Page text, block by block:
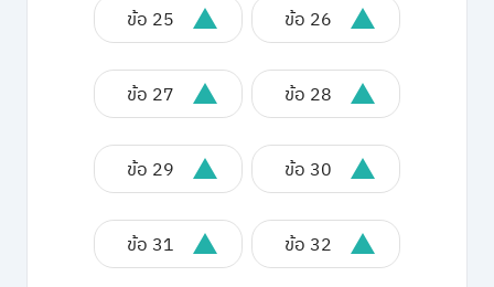
ข้อ 25 ข้อ 26
ข้อ 27 ข้อ 28
ข้อ 29 ข้อ 30
ข้อ 31 ข้อ 32